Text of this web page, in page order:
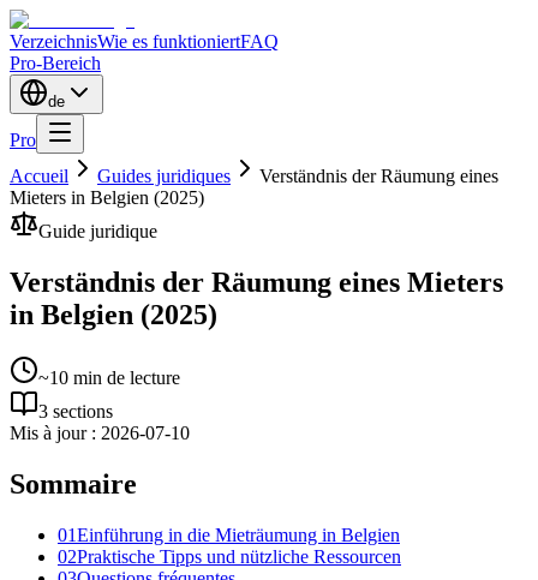
VerzeichnisWie es funktioniertFAQ
Pro-Bereich
de
Pro
Accueil
Guides juridiques
Verständnis der Räumung eines
Mieters in Belgien (2025)
Guide juridique
Verständnis der Räumung eines Mieters
in Belgien (2025)
~10 min de lecture
3 sections
Mis à jour : 2026-07-10
Sommaire
01Einführung in die Mieträumung in Belgien
02Praktische Tipps und nützliche Ressourcen